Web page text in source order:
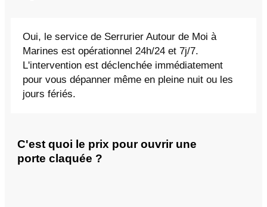
Oui, le service de Serrurier Autour de Moi à
Marines est opérationnel 24h/24 et 7j/7.
L'intervention est déclenchée immédiatement
pour vous dépanner même en pleine nuit ou les
jours fériés.
C'est quoi le prix pour ouvrir une
porte claquée ?